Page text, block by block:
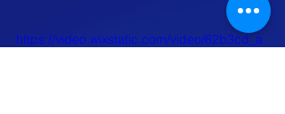
https://video.wixstatic.com/video/62b3cd_a